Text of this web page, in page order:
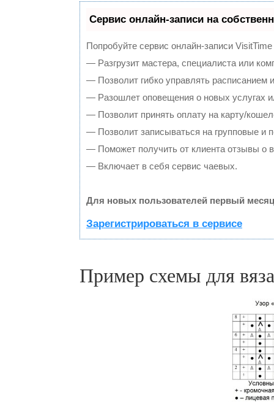
Сервис онлайн-записи на
Попробуйте сервис онлайн-записи
— Разгрузит мастера, специалиста или
— Позволит гибко управлять расписанием и
— Разошлет оповещения о новых услугах
— Позволит принять оплату на карту/
— Позволит записываться на групповые и
— Поможет получить от клиента отзывы о
— Включает в себя сервис чаевых.
Для новых пользователей первый
Зарегистрироваться в сервисе
Пример схемы для